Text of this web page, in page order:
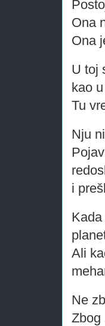
Ona
Ona
U toj
kao
Tu
Nju
i
Ali
Ne
Zbog